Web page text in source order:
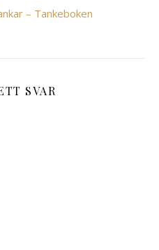
– Tankeboken
SVAR